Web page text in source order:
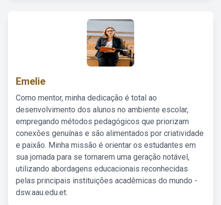
Emelie
Como mentor, minha dedicação é total ao
desenvolvimento dos alunos no ambiente escolar,
empregando métodos pedagógicos que priorizam
conexões genuínas e são alimentados por criatividade
e paixão. Minha missão é orientar os estudantes em
sua jornada para se tornarem uma geração notável,
utilizando abordagens educacionais reconhecidas
pelas principais instituições acadêmicas do mundo -
dsw.aau.edu.et.